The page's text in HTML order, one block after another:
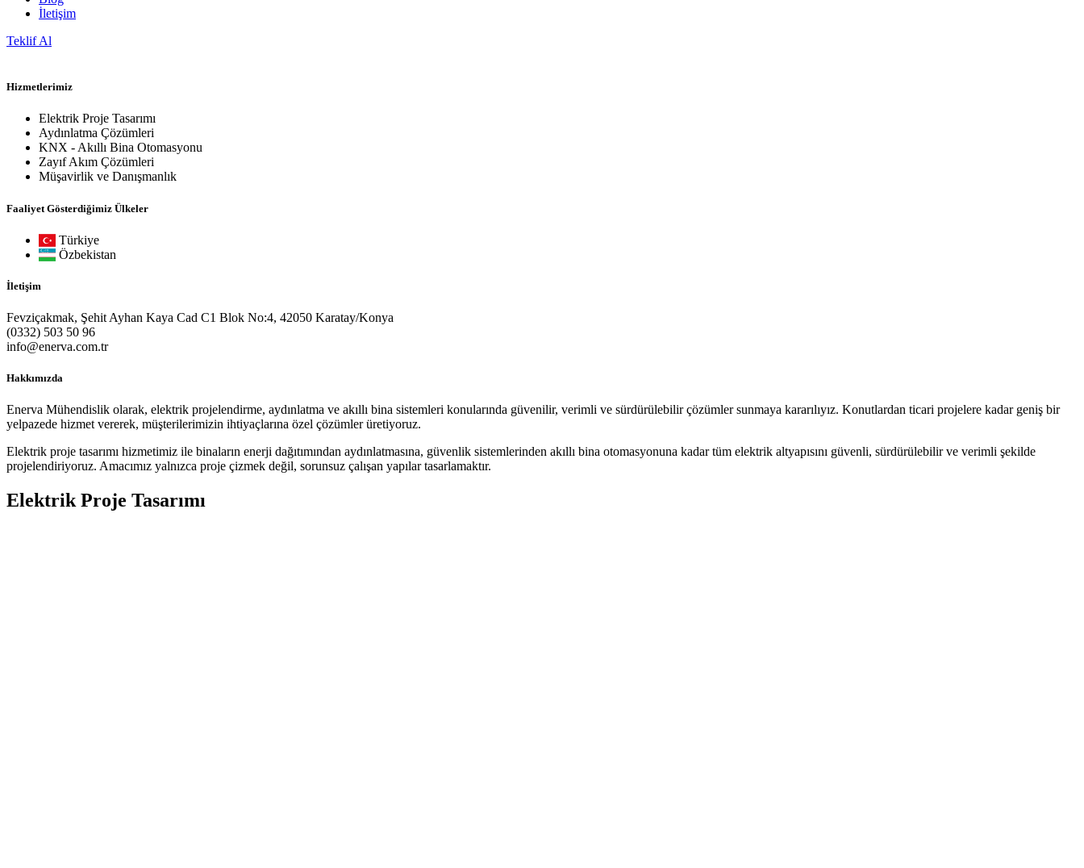
İletişim
Teklif Al
Hizmetlerimiz
Elektrik Proje Tasarımı
Aydınlatma Çözümleri
KNX - Akıllı Bina Otomasyonu
Zayıf Akım Çözümleri
Müşavirlik ve Danışmanlık
Faaliyet Gösterdiğimiz Ülkeler
Türkiye
Özbekistan
İletişim
Fevziçakmak, Şehit Ayhan Kaya Cad C1 Blok No:4, 42050 Karatay/Konya
(0332) 503 50 96
info@enerva.com.tr
Hakkımızda
Enerva Mühendislik olarak, elektrik projelendirme, aydınlatma ve akıllı bina sistemleri konularında güvenilir, verimli ve sürdürülebilir çözümler sunmaya kararılıyız. Konutlardan ticari projelere kadar geniş bir
yelpazede hizmet vererek, müşterilerimizin ihtiyaçlarına özel çözümler üretiyoruz.
Elektrik proje tasarımı hizmetimiz ile binaların enerji dağıtımından aydınlatmasına, güvenlik sistemlerinden akıllı bina otomasyonuna kadar tüm elektrik altyapısını güvenli, sürdürülebilir ve verimli şekilde
projelendiriyoruz. Amacımız yalnızca proje çizmek değil, sorunsuz çalışan yapılar tasarlamaktır.
Elektrik Proje Tasarımı